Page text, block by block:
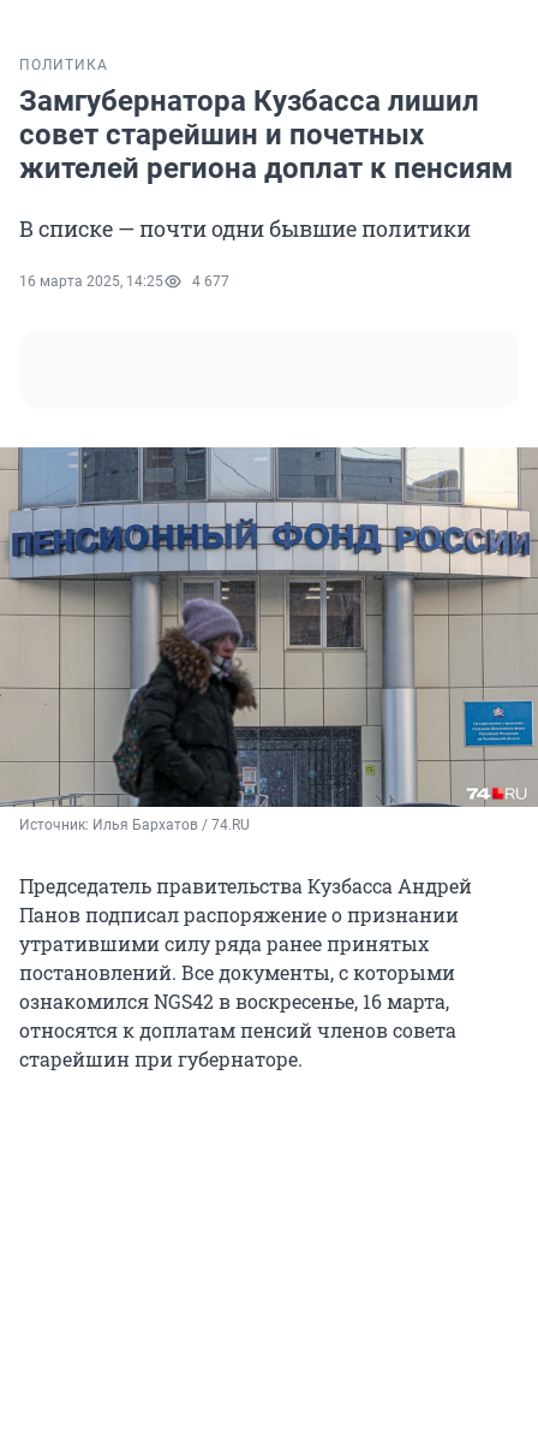
ПОЛИТИКА
Замгубернатора Кузбасса лишил
совет старейшин и почетных
жителей региона доплат к пенсиям
В списке — почти одни бывшие политики
16 марта 2025, 14:25 4 677
Источник: Илья Бархатов / 74.RU
Председатель правительства Кузбасса Андрей
Панов подписал распоряжение о признании
утратившими силу ряда ранее принятых
постановлений. Все документы, с которыми
ознакомился NGS42 в воскресенье, 16 марта,
относятся к доплатам пенсий членов совета
старейшин при губернаторе.